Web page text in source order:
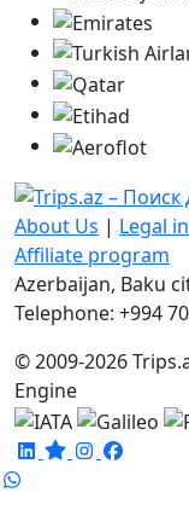
About Us | Legal
Affiliate program
Azerbaijan, Baku
Telephone: +994
© 2009-2026
Engine